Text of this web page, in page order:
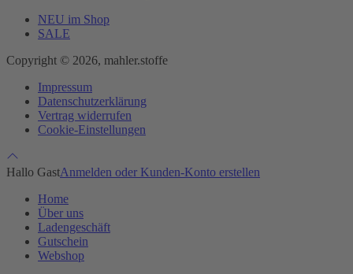
NEU im Shop
SALE
Copyright © 2026, mahler.stoffe
Impressum
Datenschutzerklärung
Vertrag widerrufen
Cookie-Einstellungen
Hallo GastAnmelden oder Kunden-Konto erstellen
Home
Über uns
Ladengeschäft
Gutschein
Webshop